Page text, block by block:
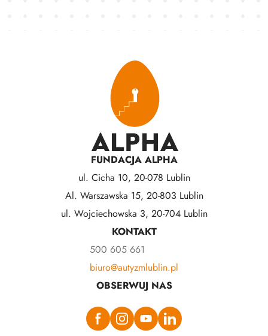
FUNDACJA ALPHA
ul. Cicha 10, 20-078 Lublin
Al. Warszawska 15, 20-803 Lublin
ul. Wojciechowska 3, 20-704 Lublin
KONTAKT
500 605 661
biuro@autyzmlublin.pl
OBSERWUJ NAS